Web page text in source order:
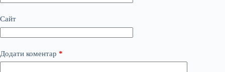
Сайт
Додати коментар *